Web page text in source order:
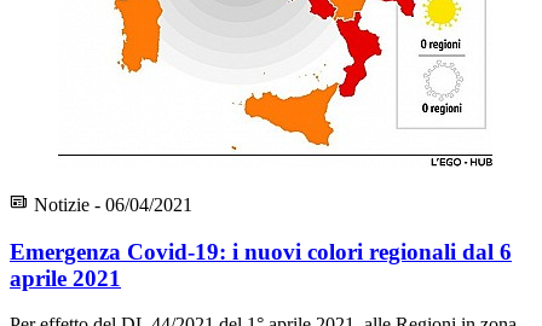
Notizie - 06/04/2021
Emergenza Covid-19: i nuovi colori regionali dal 6
aprile 2021